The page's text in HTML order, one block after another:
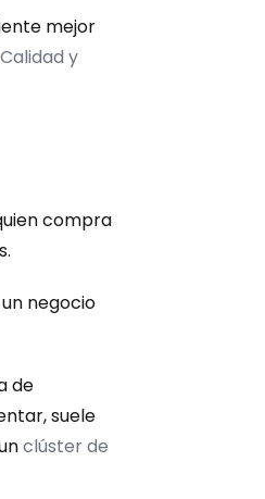
mejor
Calidad y
quien compra
un negocio
de
suele
clúster de